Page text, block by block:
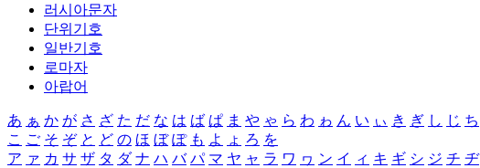
러시아문자
단위기호
일반기호
로마자
아랍어
あ ぁ か が さ ざ た だ な は ば ぱ ま や ゃ ら わ ゎ ん い ぃ き ぎ し じ ち
こ ご そ ぞ と ど の ほ ぼ ぽ も よ ょ ろ を
ア ァ カ サ ザ タ ダ ナ ハ バ パ マ ヤ ャ ラ ワ ヮ ン イ ィ キ ギ シ ジ チ ヂ